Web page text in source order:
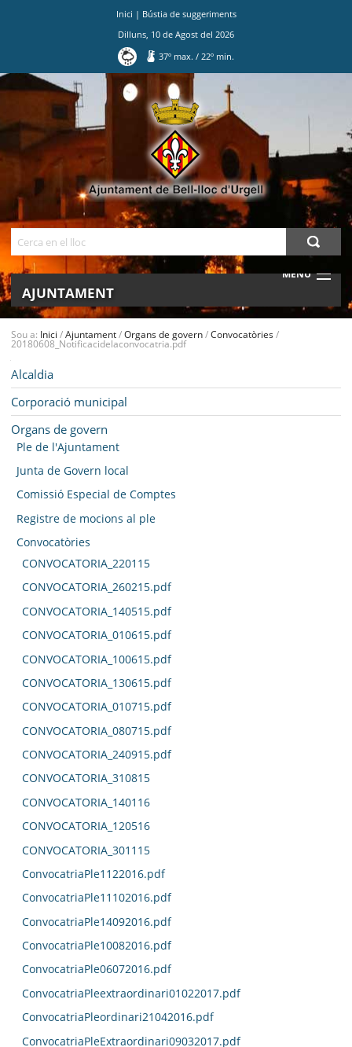
Inici | Bústia de suggeriments
Dilluns 10 de Agost del 2026
37º max./ 22º min.
MENU
AJUNTAMENT
BELL-LLOC SOLUCIONA
Sou a: Inici /Ajuntament/Organs de govern/Convocatòries/
20180608_Notificacidelaconvocatria.pdf
Alcaldia
Corporació municipal
Organs de govern
Ple de l'Ajuntament
Junta de Govern local
Comissió Especial de Comptes
Registre de mocions al ple
Convocatòries
CONVOCATORIA_220115
CONVOCATORIA_260215.pdf
CONVOCATORIA_140515.pdf
CONVOCATORIA_010615.pdf
CONVOCATORIA_100615.pdf
CONVOCATORIA_130615.pdf
CONVOCATORIA_010715.pdf
CONVOCATORIA_080715.pdf
CONVOCATORIA_240915.pdf
CONVOCATORIA_310815
CONVOCATORIA_140116
CONVOCATORIA_120516
CONVOCATORIA_301115
ConvocatriaPle1122016.pdf
ConvocatriaPle11102016.pdf
ConvocatriaPle14092016.pdf
ConvocatriaPle10082016.pdf
ConvocatriaPle06072016.pdf
ConvocatriaPleextraordinari01022017.pdf
ConvocatriaPleordinari21042016.pdf
ConvocatriaPleExtraordinari09032017.pdf